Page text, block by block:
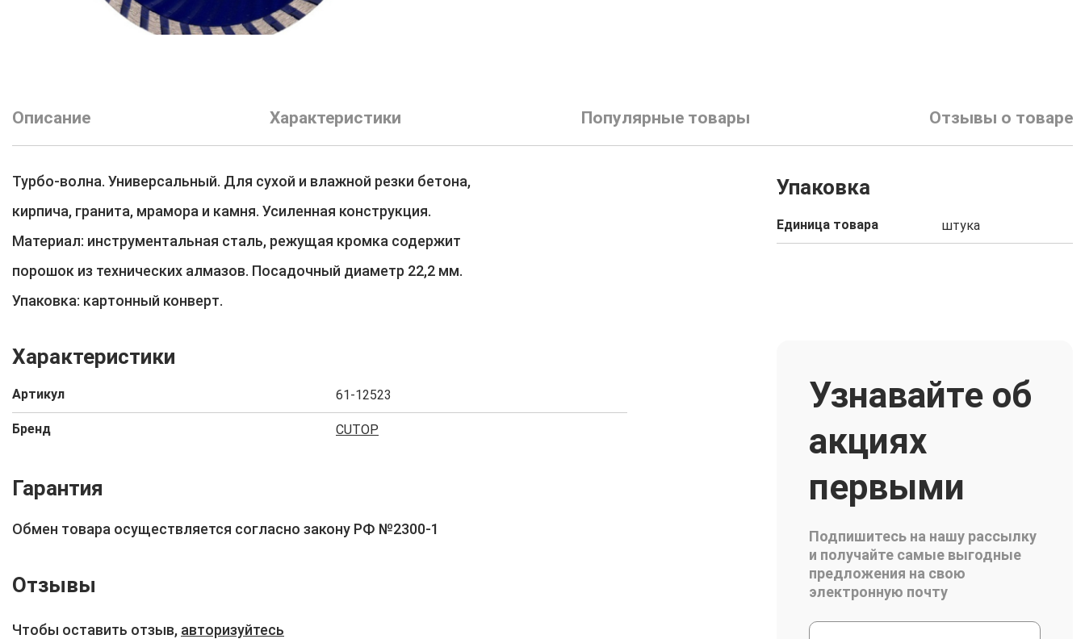
Описание Характеристики Популярные товары Отзывы о товаре
Турбо-волна. Универсальный. Для сухой и влажной резки бетона,
кирпича, гранита, мрамора и камня. Усиленная конструкция.
Материал: инструментальная сталь, режущая кромка содержит
порошок из технических алмазов. Посадочный диаметр 22,2 мм.
Упаковка: картонный конверт.
Характеристики
Артикул 61-12523
Бренд CUTOP
Гарантия
Обмен товара осуществляется согласно закону РФ №2300-1
Отзывы
Чтобы оставить отзыв, авторизуйтесь
Упаковка
Единица товара штука
Узнавайте об
акциях
первыми
Подпишитесь на нашу рассылку
и получайте самые выгодные
предложения на свою
электронную почту